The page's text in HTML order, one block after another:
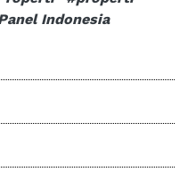
Indonesia